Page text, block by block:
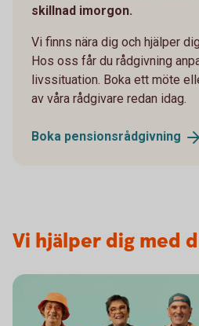
skillnad imorgon.
Vi finns nära dig och hjälper
Hos oss får du rådgivning
livssituation. Boka ett möte
av våra rådgivare redan idag.
Boka pensionsrådgivning
Vi hjälper dig med